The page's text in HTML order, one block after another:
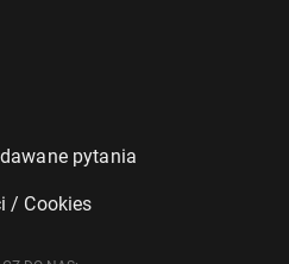
pytania
/ Cookies